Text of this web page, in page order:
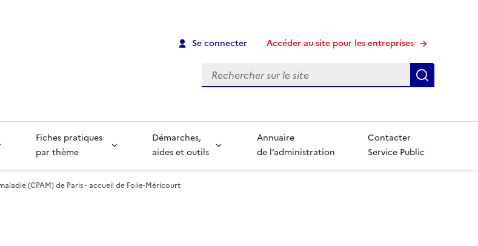
Se connecter Accéder au site pour les entreprises
Recherche
Fiches pratiques
par thème
Démarches,
aides et outils
Annuaire
de l’administration
Contacter
Service Public
(CPAM) de Paris - accueil de Folie-Méricourt